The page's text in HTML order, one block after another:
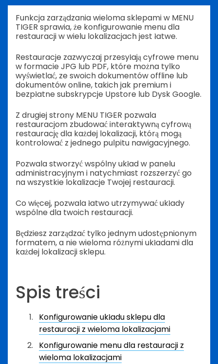
Funkcja zarządzania wieloma sklepami w MENU
TIGER sprawia, że konfigurowanie menu dla
restauracji w wielu lokalizacjach jest łatwe.
Restauracje zazwyczaj przesyłają cyfrowe menu
w formacie JPG lub PDF, które można tylko
wyświetlać, ze swoich dokumentów offline lub
dokumentów online, takich jak premium i
bezpłatne subskrypcje Upstore lub Dysk Google.
Z drugiej strony MENU TIGER pozwala
restauracjom zbudować interaktywną cyfrową
restaurację dla każdej lokalizacji, którą mogą
kontrolować z jednego pulpitu nawigacyjnego.
Pozwala stworzyć wspólny układ w panelu
administracyjnym i natychmiast rozszerzyć go
na wszystkie lokalizacje Twojej restauracji.
Co więcej, pozwala łatwo utrzymywać układy
wspólne dla twoich restauracji.
Będziesz zarządzać tylko jednym udostępnionym
formatem, a nie wieloma różnymi układami dla
każdej lokalizacji sklepu.
Spis treści
Konfigurowanie układu sklepu dla
restauracji z wieloma lokalizacjami
Konfigurowanie menu dla restauracji z
wieloma lokalizacjami